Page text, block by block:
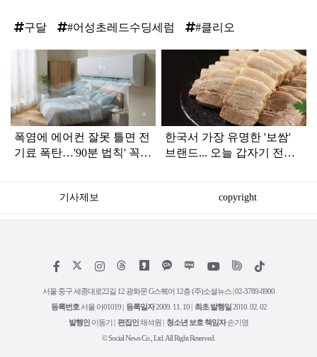
구달 #어성초레드수딩세럼 #클리오
라
폭염에 에어컨 잘못 틀면 전
기료 폭탄…'90분 법칙' 꼭
한국서 가장 유명한 '보쌈'
브랜드... 오늘 갑자기 전해
기사제보 copyright
페
스
인
타
램
위
트
유
튜
틱
서울 중구 세종대로22길 12 광화문 G스퀘어 12층 (주)소셜뉴스 | 02-3789-8900
등록번호서울 아01019 | 등록일자2009. 11. 10 | 최초 발행일 2010. 02. 02
발행인 이동기 | 편집인채석원 | 청소년 보호 책임자손기영
© Social News Co., Ltd. All Right Reserved.